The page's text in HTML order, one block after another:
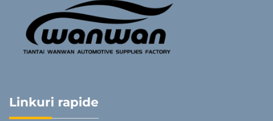
Linkuri rapide